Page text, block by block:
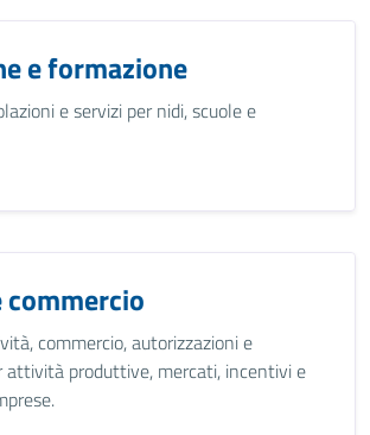
e formazione
e servizi per nidi, scuole e
commercio
commercio, autorizzazioni e
attività produttive, mercati, incentivi e